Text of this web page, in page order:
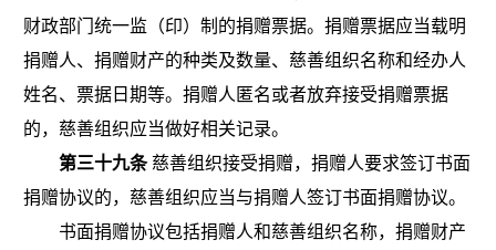
财政部门统一监（印）制的捐赠票据。捐赠票据应当载明
捐赠人、捐赠财产的种类及数量、慈善组织名称和经办人
姓名、票据日期等。 捐赠人匿名或者放弃接受捐赠票据
的，慈善组织应当做好相关记录。
第三十九条慈善组织接受捐赠，捐赠人要求签订书面
捐赠协议的，慈善组织应当与捐赠人签订书面捐赠协议。
书面捐赠协议包括捐赠人和慈善组织名称，捐赠财产